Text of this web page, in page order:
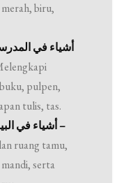
biru,
pulpen,
tulis, tas.
Benda-benda di Rumah (أشياء في البيت –
ruang tamu,
serta